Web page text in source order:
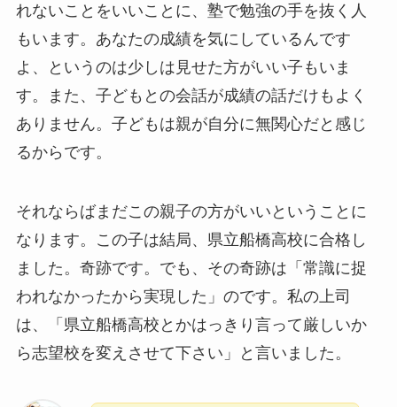
れないことをいいことに、塾で勉強の手を抜く人
もいます。あなたの成績を気にしているんです
よ、というのは少しは見せた方がいい子もいま
す。また、子どもとの会話が成績の話だけもよく
ありません。子どもは親が自分に無関心だと感じ
るからです。
それならばまだこの親子の方がいいということに
なります。この子は結局、県立船橋高校に合格し
ました。奇跡です。でも、その奇跡は「常識に捉
われなかったから実現した」のです。私の上司
は、「県立船橋高校とかはっきり言って厳しいか
ら志望校を変えさせて下さい」と言いました。